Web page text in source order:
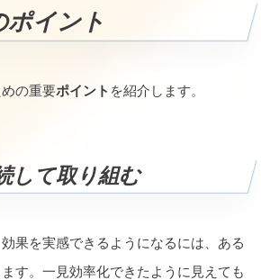
ポイント
の重要ポイント を紹介します。
して取り組む
果を実感できるようになるには、ある
す。一見効率化できたように見えても